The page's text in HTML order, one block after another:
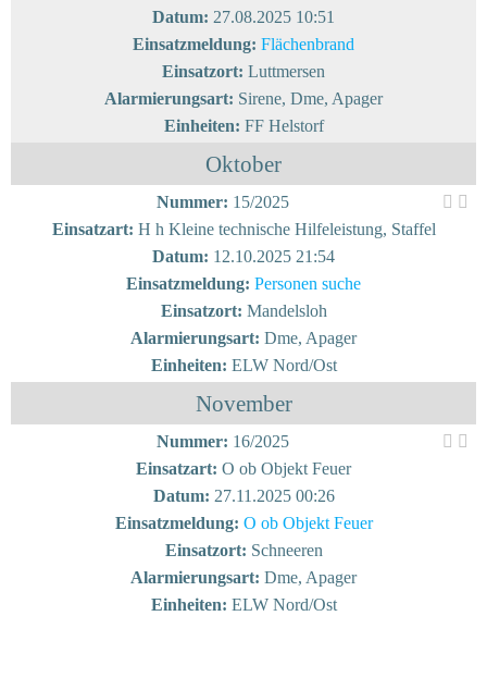
Datum: 27.08.2025 10:51
Einsatzmeldung: Flächenbrand
Einsatzort: Luttmersen
Alarmierungsart: Sirene, Dme, Apager
Einheiten: FF Helstorf
Oktober
Nummer: 15/2025
Einsatzart: H h Kleine technische Hilfeleistung, Staffel
Datum: 12.10.2025 21:54
Einsatzmeldung: Personen suche
Einsatzort: Mandelsloh
Alarmierungsart: Dme, Apager
Einheiten: ELW Nord/Ost
November
Nummer: 16/2025
Einsatzart: O ob Objekt Feuer
Datum: 27.11.2025 00:26
Einsatzmeldung: O ob Objekt Feuer
Einsatzort: Schneeren
Alarmierungsart: Dme, Apager
Einheiten: ELW Nord/Ost